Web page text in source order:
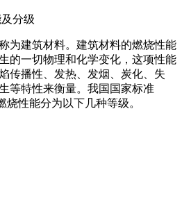
分级
为建筑材料。建筑材料的燃烧性能
的一切物理和化学变化，这项性能
传播性、发热、发烟、炭化、失
等特性来衡量。我国国家标准
烧性能分为以下几种等级。